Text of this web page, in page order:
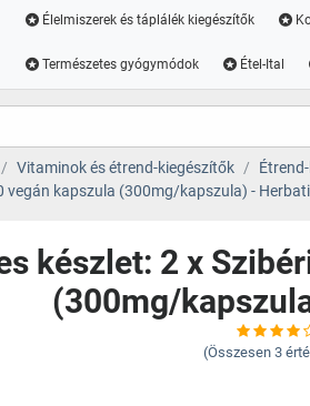
Élelmiszerek és táplálék kiegészítők
Természetes gyógymódok Étel-Ital
Vitaminok és étrend-kiegészítők
vegán kapszula (300mg/kapszula) -
készlet: 2 x
(300mg/
(Összesen 3